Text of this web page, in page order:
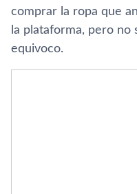
comprar la ropa que
la plataforma, pero no
equivoco.